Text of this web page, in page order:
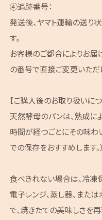
④追跡番号：
発送後、ヤマト運輸の送り
す。
お客様のご都合によりお届
の番号で直接ご変更いただ
【ご購入後のお取り扱いにつ
天然酵母のパンは、熟成に
時間が経つごとにその味わ
での保存をおすすめします。）
食べきれない場合は、冷凍
電子レンジ、蒸し器、また
で、焼きたての美味しさを再